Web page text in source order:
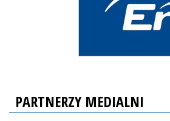
PARTNERZY MEDIALNI